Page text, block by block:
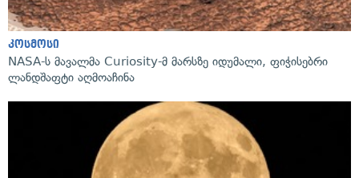
კოსმოსი
NASA-ს მავალმა Curiosity-მ მარსზე იდუმალი, ფიჭისებრი
ლანდშაფტი აღმოაჩინა